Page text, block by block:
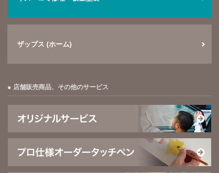
ザップス (ホーム)
店舗販売商品、その他のサービス